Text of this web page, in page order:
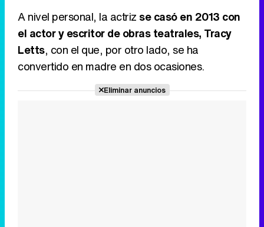
A nivel personal, la actriz se casó en 2013 con
el actor y escritor de obras teatrales, Tracy
Letts, con el que, por otro lado, se ha
convertido en madre en dos ocasiones.
Eliminar anuncios